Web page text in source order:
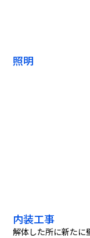
照明
内装工事
解体した所に新たに